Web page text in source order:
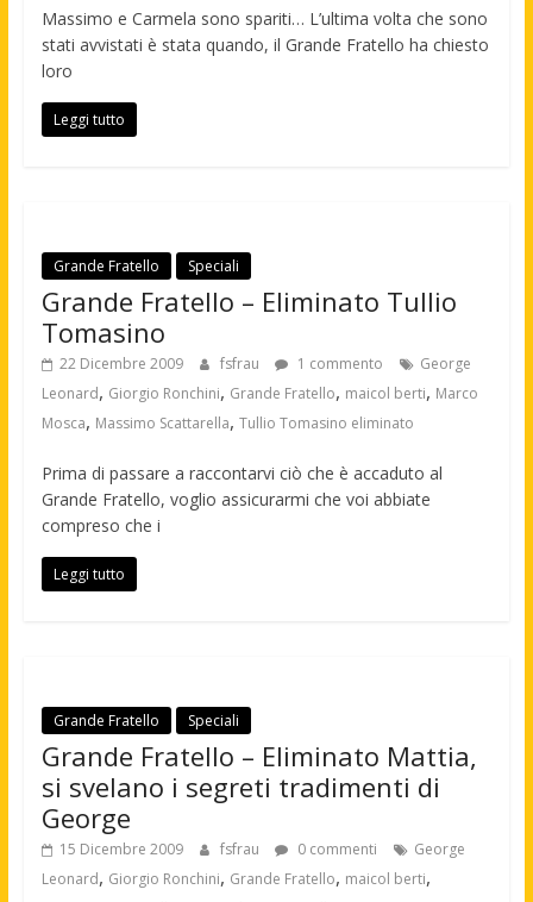
Massimo e Carmela sono spariti… L’ultima volta che sono
stati avvistati è stata quando, il Grande Fratello ha chiesto
loro
Leggi tutto
Grande Fratello Speciali
Grande Fratello – Eliminato Tullio
Tomasino
22 Dicembre 2009 fsfrau 1 commento
George
Leonard, Giorgio Ronchini, Grande Fratello, maicol berti, Marco
Mosca, Massimo Scattarella, Tullio Tomasino eliminato
Prima di passare a raccontarvi ciò che è accaduto al
Grande Fratello, voglio assicurarmi che voi abbiate
compreso che i
Leggi tutto
Grande Fratello Speciali
Grande Fratello – Eliminato Mattia,
si svelano i segreti tradimenti di
George
15 Dicembre 2009 fsfrau 0 commenti
George
Leonard, Giorgio Ronchini, Grande Fratello, maicol berti,